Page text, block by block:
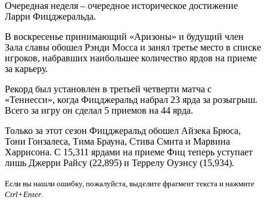
Очередная неделя – очередное историческое достижение
Ларри Фицджеральда.
В воскресенье принимающий «Аризоны» и будущий член
Зала славы обошел Рэнди Мосса и занял третье место в списке
игроков, набравших наибольшее количество ярдов на приеме
за карьеру.
Рекорд был установлен в третьей четверти матча с
«Теннесси», когда Фицджеральд набрал 23 ярда за розыгрыш.
Всего за игру он сделал 5 приемов на 44 ярда.
Только за этот сезон Фицджеральд обошел Айзека Брюса,
Тони Гонзалеса, Тима Брауна, Стива Смита и Марвина
Харрисона. С 15,311 ярдами на приеме Фиц теперь уступает
лишь Джерри Райсу (22,895) и Террелу Оуэнсу (15,934).
Если вы нашли ошибку, пожалуйста, выделите фрагмент текста и нажмите
Ctrl+Enter.